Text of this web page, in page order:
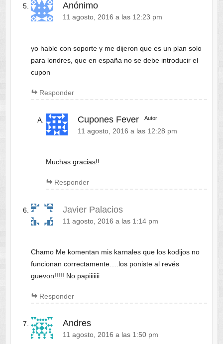
Anónimo
11 agosto, 2016 a las 12:23 pm
yo hable con soporte y me dijeron que es un plan solo
para londres, que en españa no se debe introducir el
cupon
Responder
Cupones Fever Autor
11 agosto, 2016 a las 12:28 pm
Muchas gracias!!
Responder
Javier Palacios
11 agosto, 2016 a las 1:14 pm
Chamo Me komentan mis karnales que los kodijos no
funcionan correctamente….los poniste al revés
guevon!!!!! No papiiiiiii
Responder
Andres
11 agosto, 2016 a las 1:50 pm